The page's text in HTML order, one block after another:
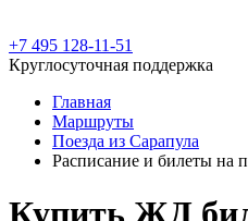
+7 495 128-11-51
Круглосуточная поддержка
Главная
Маршруты
Поезда из Сарапула
Расписание и билеты на